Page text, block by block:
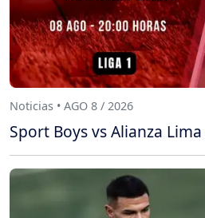
Noticias • AGO 8 / 2026
Sport Boys vs Alianza